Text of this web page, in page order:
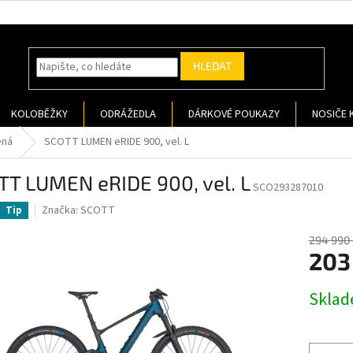
HLEDAT
KOLOBĚŽKY ODRÁŽEDLA DÁRKOVÉ POUKAZY NOSIČE
SCOTT LUMEN eRIDE 900, vel. L
LUMEN eRIDE 900, vel. LSCO293287010
Tip Značka: SCOTT
294 990
cena: